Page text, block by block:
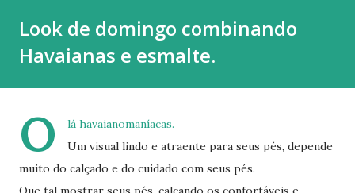
Look de domingo combinando
Havaianas e esmalte.
O
lá havaianomaníacas.
Um visual lindo e atraente para seus pés, depende
muito do calçado e do cuidado com seus pés.